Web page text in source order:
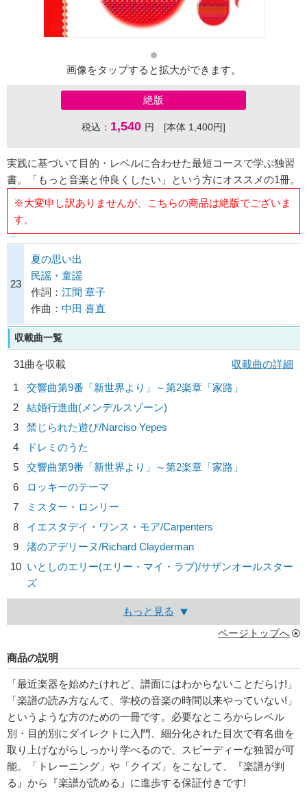
画像をタップすると拡大ができます。
絶版
税込： 1,540 円 [本体 1,400円]
実践に基づいて目的・レベルに合わせた最短コースで学ぶ独習
書。「もっと音楽と仲良くしたい」という方にオススメの1冊。
※大変申し訳ありませんが、こちらの商品は絶版でございま
す。
23
夏の思い出
民謡・童謡
作詞： 江間 章子
作曲： 中田 喜直
収載曲一覧
31曲を収載
収載曲の詳細
1
交響曲第9番「新世界より」～第2楽章「家路」
2
結婚行進曲(メンデルスゾーン)
3
禁じられた遊び/Narciso Yepes
4
ドレミのうた
5
交響曲第9番「新世界より」～第2楽章「家路」
6
ロッキーのテーマ
7
ミスター・ロンリー
8
イエスタデイ・ワンス・モア/Carpenters
9
渚のアデリーヌ/Richard Clayderman
10 いとしのエリー(エリー・マイ・ラブ)/サザンオールスター
ズ
もっと見る
ページトップへ
商品の説明
「最近楽器を始めたけれど、譜面にはわからないことだらけ!」
「楽譜の読み方なんて、学校の音楽の時間以来やっていない!」
というような方のための一冊です。必要なところからレベル
別・目的別にダイレクトに入門、細分化された目次で有名曲を
取り上げながらしっかり学べるので、スピーディーな独習が可
能。「トレーニング」や「クイズ」をこなして、『楽譜が判
る』から『楽譜が読める』に進歩する保証付きです!